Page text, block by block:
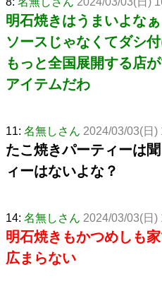
明石焼きはうまいよなぁ
ソースじゃなくてダシ
もっと全国展開する店
アイテムだわ
11: 名無しさん 2024/03/03(日
たこ焼きパーティーは
ィーはないよな？
14: 名無しさん 2024/03/03(日
明石焼きもかつめしも
広まらない